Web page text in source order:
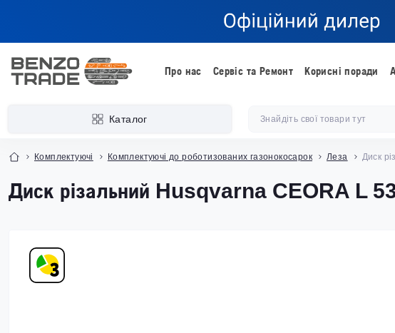
Про нас Сервіс та Ремонт Корисні поради
Каталог
Комплектуючі Комплектуючі до роботизованих газонокосарок Леза Диск
Диск різальний Husqvarna CEORA L